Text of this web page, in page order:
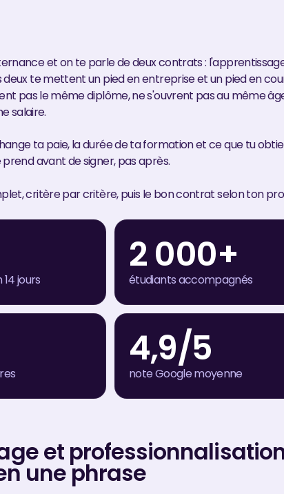
et on te parle de deux contrats :
deux te mettent un pied en entreprise et un pied en
pas le même diplôme, ne s'ouvrent pas au même
salaire.
ta paie, la durée de ta formation et ce que tu
prend avant de signer, pas après.
critère par critère, puis le bon contrat selon ton
jours
2 000+
étudiants accompagnés
4,9/5
note Google moyenne
et
une phrase